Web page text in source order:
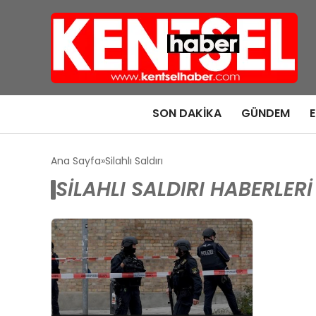
SON DAKIKA GÜNDEM
Ana Sayfa Silahlı Saldırı
SILAHLI SALDIRI HABERLERI